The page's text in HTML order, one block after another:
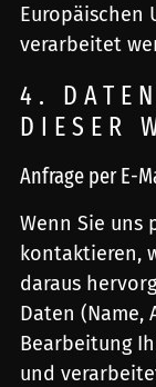
Europäischen
verarbeitet
4.
DIESER
Anfrage per E-
Wenn Sie uns
kontaktieren,
daraus
Daten (Name,
Bearbeitung
und